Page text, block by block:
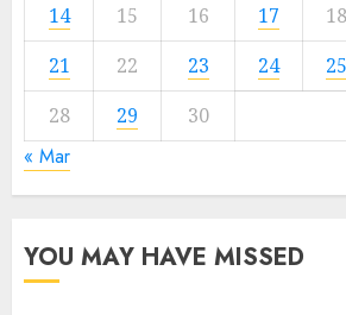
14
15 16 17 18
21
22 23 24 25
28
29 30
« Mar
YOU MAY HAVE MISSED